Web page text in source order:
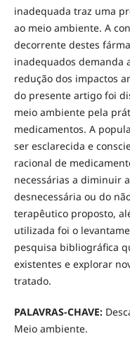
inadequada traz uma
ao meio ambiente. A
decorrente destes
inadequados demanda
redução dos impactos
do presente artigo foi
meio ambiente pela
medicamentos. A
ser esclarecida e
racional de
necessárias a diminuir
desnecessária ou do
terapêutico proposto,
utilizada foi o
pesquisa bibliográfica
existentes e explorar
tratado.
PALAVRAS-CHAVE:
Meio ambiente.